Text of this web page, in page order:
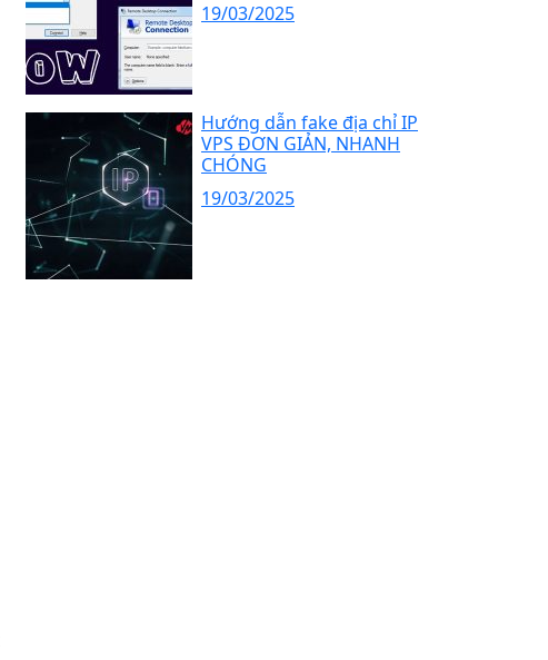
19/03/2025
Hướng dẫn fake địa chỉ IP
VPS ĐƠN GIẢN, NHANH
CHÓNG
19/03/2025